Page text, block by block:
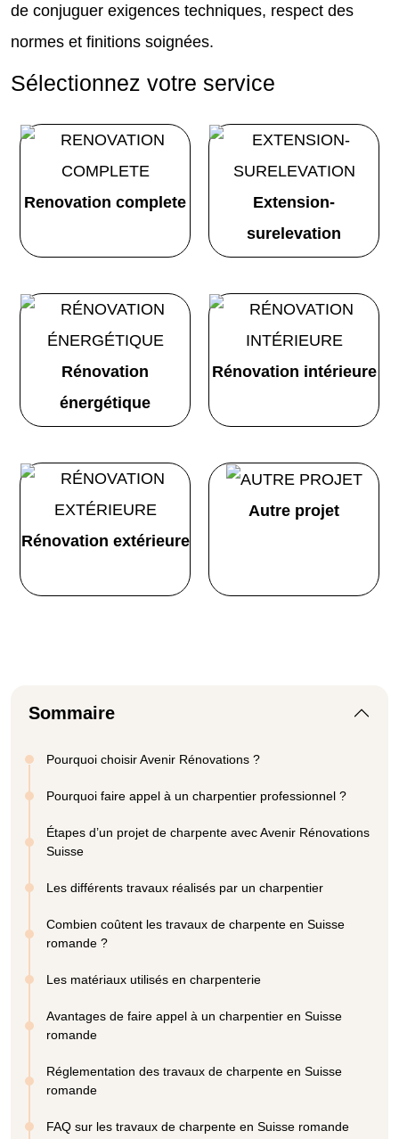
de conjuguer exigences techniques, respect des
normes et finitions soignées.
Sélectionnez votre service
Renovation complete
Extension-
surelevation
Rénovation
énergétique
Rénovation intérieure
Rénovation extérieure
Autre projet
Sommaire
Pourquoi choisir Avenir Rénovations ?
Pourquoi faire appel à un charpentier professionnel ?
Étapes d’un projet de charpente avec Avenir Rénovations
Suisse
Les différents travaux réalisés par un charpentier
Combien coûtent les travaux de charpente en Suisse
romande ?
Les matériaux utilisés en charpenterie
Avantages de faire appel à un charpentier en Suisse
romande
Réglementation des travaux de charpente en Suisse
romande
FAQ sur les travaux de charpente en Suisse romande